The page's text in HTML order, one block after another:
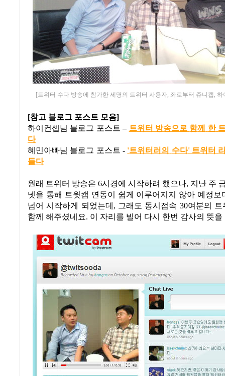
[트위터 수다 방송에 참가한 세명의 트위터 사용자, 좌로부터 쥬니캡,
[참고 블로그 포스트 모음]
하이컨셉님 블로그 포스트– 트위터 방송으로 함께 한
다
혜민아빠님 블로그 포스트 - '트위터러의 수다' 트위터
들다
원래 트위터 방송은 6시경에 시작하려 했으나, 지난 주
넷을 통해 트윗캠 연동이 쉽게 이루어지지 않아 예정보
넘어 시작하게 되었는데 , 그래도 동시접속 30여분의 트
함께 해주셨네요. 이 자리를 빌어 다시 한번 감사의 뜻을